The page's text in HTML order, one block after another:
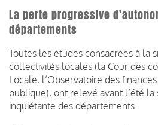
La perte progressive
départements
Toutes les études consacrées à la
collectivités locales (la Cour des
Locale, l’Observatoire des
publique), ont relevé avant l’été la
inquiétante des départements.